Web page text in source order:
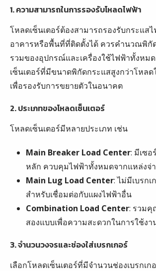
1. ความสามารถในการรองรับโหลดไฟฟ้า
โหลดเซ็นเตอร์ต้องสามารถรองรับกระแส
อาคารหรือพื้นที่ที่ติดตั้งได้ ควรคำนวณพิกั
รวมของอุปกรณ์และเครื่องใช้ไฟฟ้าทั้งหม
เซ็นเตอร์ที่มีขนาดพิกัดกระแสสูงกว่าโหลด
เพื่อรองรับการขยายตัวในอนาคต
2. ประเภทของโหลดเซ็นเตอร์
โหลดเซ็นเตอร์มีหลายประเภท เช่น
Main Breaker Load Center: มีเซอ
หลัก ควบคุมไฟฟ้าทั้งหมดจากแหล่งจ่
Main Lug Load Center: ไม่มีเบรก
สำหรับเชื่อมต่อกับแผงไฟฟ้าอื่น
Combination Load Center: รวม
สองแบบเพื่อความสะดวกในการใช้งา
3. จำนวนวงจรและช่องใส่เบรกเกอร์
เลือกโหลดเซ็นเตอร์ที่มีจำนวนช่องเบรกเก